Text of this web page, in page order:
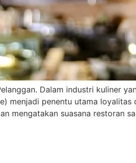
Dalam industri kuliner
menjadi penentu utama
mengatakan suasana restoran